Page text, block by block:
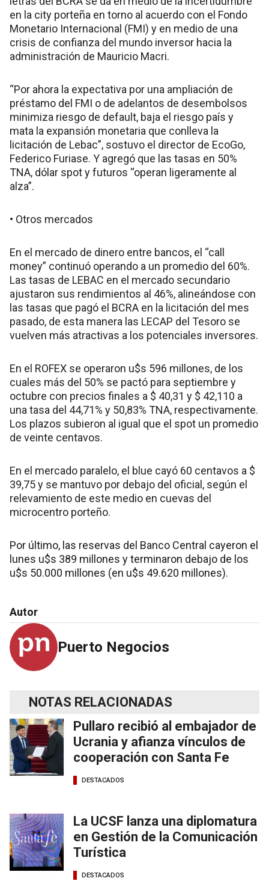
en la city porteña en torno al acuerdo con el Fondo
Monetario Internacional (FMI) y en medio de una
crisis de confianza del mundo inversor hacia la
administración de Mauricio Macri.
“Por ahora la expectativa por una ampliación de
préstamo del FMI o de adelantos de desembolsos
minimiza riesgo de default, baja el riesgo país y
mata la expansión monetaria que conlleva la
licitación de Lebac”, sostuvo el director de EcoGo,
Federico Furiase. Y agregó que las tasas en 50%
TNA, dólar spot y futuros “operan ligeramente al
alza”.
• Otros mercados
En el mercado de dinero entre bancos, el “call
money” continuó operando a un promedio del 60%.
Las tasas de LEBAC en el mercado secundario
ajustaron sus rendimientos al 46%, alineándose con
las tasas que pagó el BCRA en la licitación del mes
pasado, de esta manera las LECAP del Tesoro se
vuelven más atractivas a los potenciales inversores.
En el ROFEX se operaron u$s 596 millones, de los
cuales más del 50% se pactó para septiembre y
octubre con precios finales a $ 40,31 y $ 42,110 a
una tasa del 44,71% y 50,83% TNA, respectivamente.
Los plazos subieron al igual que el spot un promedio
de veinte centavos.
En el mercado paralelo, el blue cayó 60 centavos a $
39,75 y se mantuvo por debajo del oficial, según el
relevamiento de este medio en cuevas del
microcentro porteño.
Por último, las reservas del Banco Central cayeron el
lunes u$s 389 millones y terminaron debajo de los
u$s 50.000 millones (en u$s 49.620 millones).
Autor
Puerto Negocios
NOTAS RELACIONADAS
Pullaro recibió al embajador de
Ucrania y afianza vínculos de
cooperación con Santa Fe
DESTACADOS
La UCSF lanza una diplomatura
en Gestión de la Comunicación
Turística
DESTACADOS